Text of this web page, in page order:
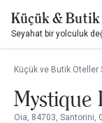
Küçük &
Seyahat bir yolculuk
Küçük ve Butik Oteller
Mystique
Oia, 84703, Santorini,